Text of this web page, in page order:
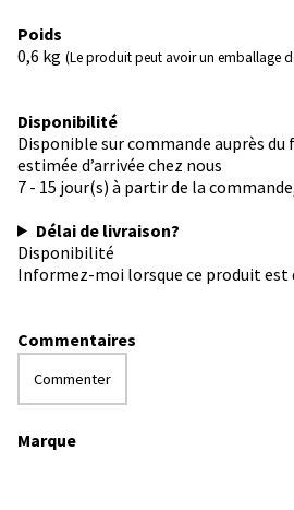
Poids
0,6 kg (Le produit peut avoir un emballage
Disponibilité
Disponible sur commande auprès du
estimée d’arrivée chez nous
7 - 15 jour(s) à partir de la
Délai de livraison?
Disponibilité
Informez-moi lorsque ce produit est
Commentaires
Commenter
Marque